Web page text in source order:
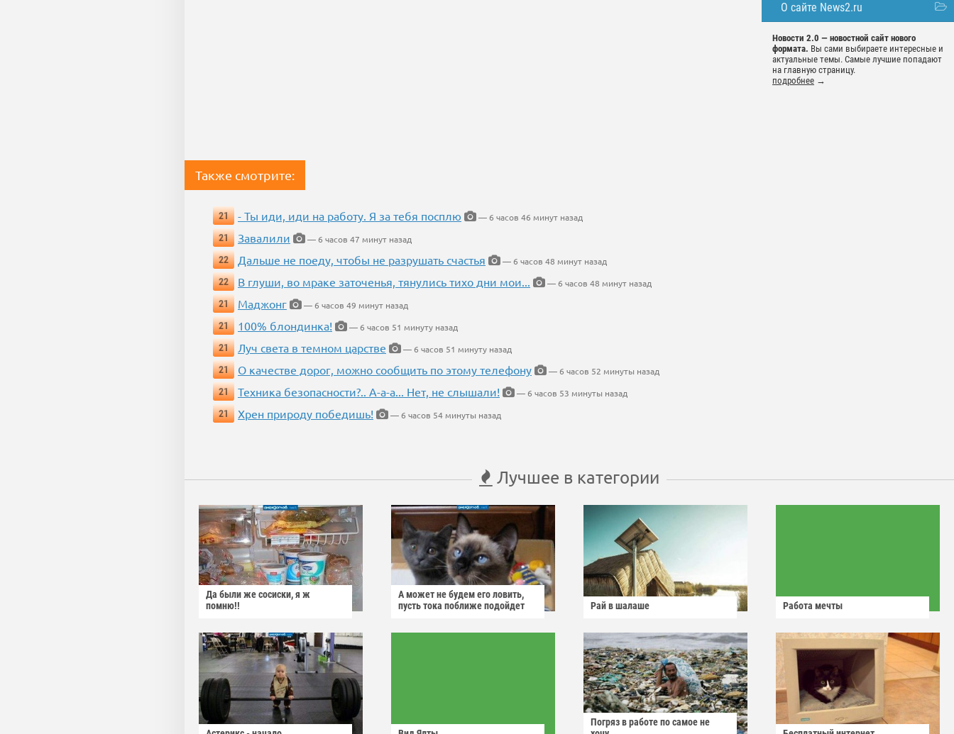
О сайте News2.ru
Новости 2.0 — новостной сайт нового
формата. Вы сами выбираете интересные и
актуальные темы. Самые лучшие попадают
на главную страницу.
подробнее →
Также смотрите:
21 - Ты иди, иди на работу. Я за тебя посплю
— 6 часов 46 минут назад
21
Завалили
— 6 часов 47 минут назад
22
Дальше не поеду, чтобы не разрушать счастья
— 6 часов 48 минут назад
22
В глуши, во мраке заточенья, тянулись тихо дни мои...
— 6 часов 48 минут назад
21
Маджонг
— 6 часов 49 минут назад
21
100% блондинка!
— 6 часов 51 минуту назад
21
Луч света в темном царстве
— 6 часов 51 минуту назад
21
О качестве дорог, можно сообщить по этому телефону
— 6 часов 52 минуты назад
21
Техника безопасности?.. А-а-а... Нет, не слышали!
— 6 часов 53 минуты назад
21
Хрен природу победишь! — 6 часов 54 минуты назад
Лучшее в категории
Да были же сосиски, я ж
помню!!
А может не будем его ловить,
пусть тока поближе подойдет
Рай в шалаше Работа мечты
Погряз в работе по самое не